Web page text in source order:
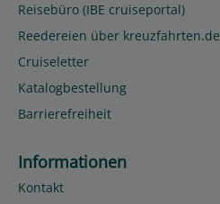
Reisebüro (IBE cruiseportal)
Reedereien über kreuzfahrten.de
Cruiseletter
Katalogbestellung
Barrierefreiheit
Informationen
Kontakt